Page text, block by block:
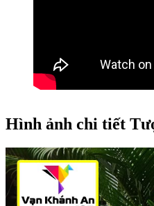
Hình ảnh chi tiết